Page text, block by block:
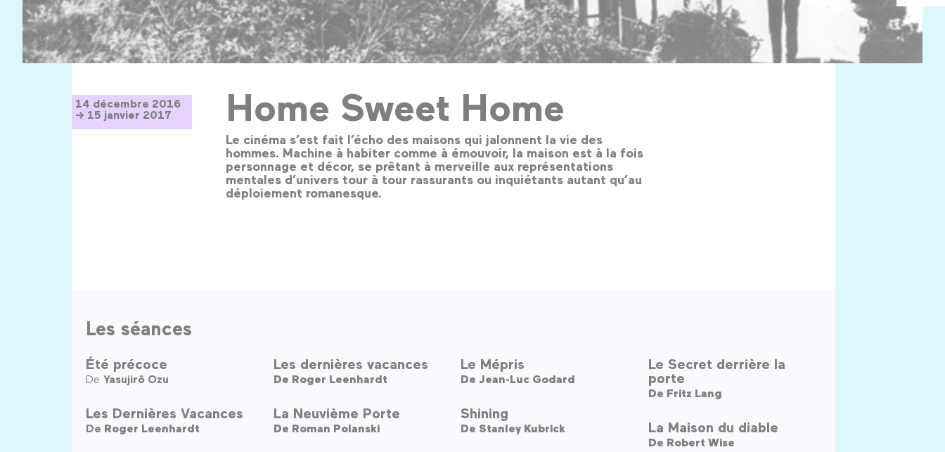
14 décembre 2016
→ 15 janvier 2017
Home Sweet Home
Le cinéma s’est fait l’écho des maisons qui jalonnent la vie des
hommes. Machine à habiter comme à émouvoir, la maison est à la fois
personnage et décor, se prêtant à merveille aux représentations
mentales d’univers tour à tour rassurants ou inquiétants autant qu’au
déploiement romanesque.
Les séances
Été précoce
De Yasujirô Ozu
Les Dernières Vacances
De Roger Leenhardt
Les dernières vacances
De Roger Leenhardt
La Neuvième Porte
De Roman Polanski
Le Mépris
De Jean-Luc Godard
Shining
De Stanley Kubrick
Le Secret derrière la
porte
De Fritz Lang
La Maison du diable
De Robert Wise